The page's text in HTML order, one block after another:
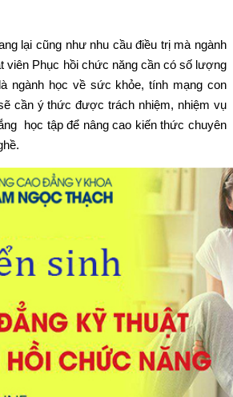
lại cũng như nhu cầu điều trị mà ngành
viên Phục hồi chức năng cần có số lượng
ngành học về sức khỏe, tính mạng con
cần ý thức được trách nhiệm, nhiệm vụ
học tập để nâng cao kiến thức chuyên